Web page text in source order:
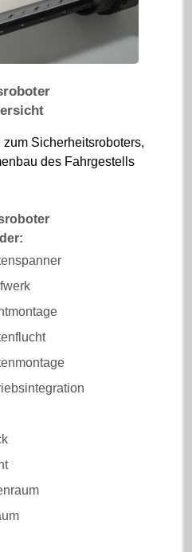
Sicherheitsroboters,
des Fahrgestells